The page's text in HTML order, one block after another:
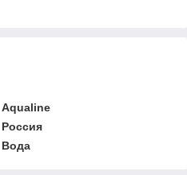
Aqualine
Россия
Вода